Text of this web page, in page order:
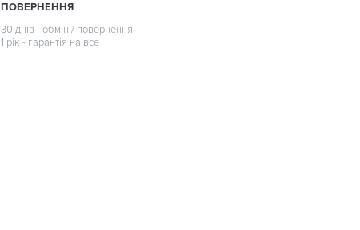
ПОВЕРНЕННЯ
30 днів - обмін / повернення
1 рік - гарантія на все